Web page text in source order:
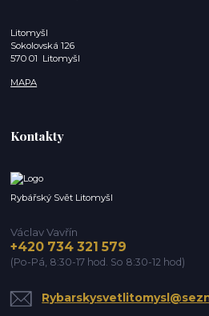
Litomyšl
Sokolovská 126
570 01 Litomyšl
MAPA
Kontakty
Rybářský Svět Litomyšl
Václav Vavřín
+420 734 321 579
(Po-Pá, 8:30-17 hod. So 8:30-12 hod)